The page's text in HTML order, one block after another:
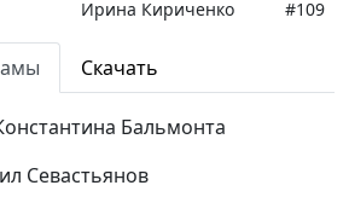
Ирина Кириченко #109
Ирина Кириченко
Скачать
Бальмонта
Севастьянов